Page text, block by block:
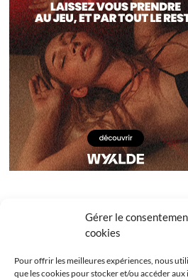
Gérer le
cookies
Pour offrir les meilleures expériences, nous
que les cookies pour stocker et/ou accéder